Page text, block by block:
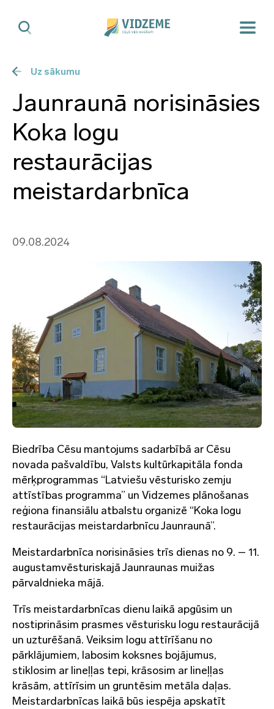
Uz sākumu
Jaunraunā norisināsies
Koka logu
restaurācijas
meistardarbnīca
09.08.2024
Biedrība Cēsu mantojums sadarbībā ar Cēsu
novada pašvaldību, Valsts kultūrkapitāla fonda
mērķprogrammas “Latviešu vēsturisko zemju
attīstības programma” un Vidzemes plānošanas
reģiona finansiālu atbalstu organizē “Koka logu
restaurācijas meistardarbnīcu Jaunraunā”.
Meistardarbnīca norisināsies trīs dienas no 9. – 11.
augustamvēsturiskajā Jaunraunas muižas
pārvaldnieka mājā.
Trīs meistardarbnīcas dienu laikā apgūsim un
nostiprināsim prasmes vēsturisku logu restaurācijā
un uzturēšanā. Veiksim logu attīrīšanu no
pārklājumiem, labosim koksnes bojājumus,
stiklosim ar lineļļas tepi, krāsosim ar lineļļas
krāsām, attīrīsim un gruntēsim metāla daļas.
Meistardarbnīcas laikā būs iespēja apskatīt